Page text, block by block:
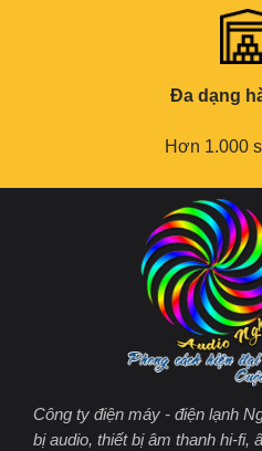
Đa dạng
Hơn 1.000
Công ty điện máy - điện lạnh
bị audio, thiết bị âm thanh hi-fi,